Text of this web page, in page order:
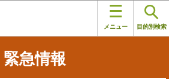
メニュー 目的別検索
緊急情報